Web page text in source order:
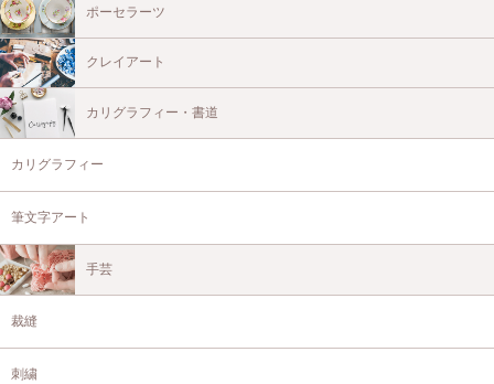
ポーセラーツ
クレイアート
カリグラフィー・書道
カリグラフィー
筆文字アート
手芸
裁縫
刺繍